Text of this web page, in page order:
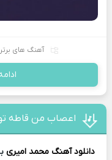
آهنگ های برتر
اعصاب من قاطه
دانلود آهنگ محمد امیری